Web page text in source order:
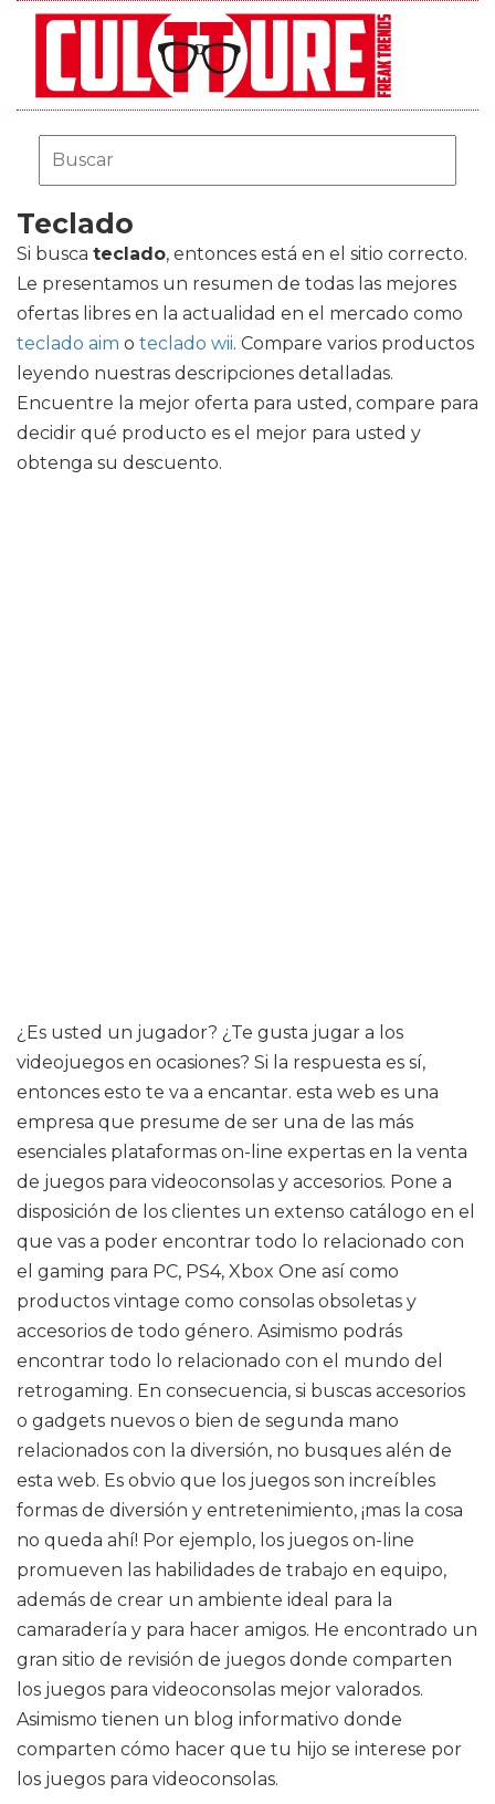
Teclado
Si busca teclado, entonces está en el sitio correcto.
Le presentamos un resumen de todas las mejores
ofertas libres en la actualidad en el mercado como
teclado aim o teclado wii. Compare varios productos
leyendo nuestras descripciones detalladas.
Encuentre la mejor oferta para usted, compare para
decidir qué producto es el mejor para usted y
obtenga su descuento.
¿Es usted un jugador? ¿Te gusta jugar a los
videojuegos en ocasiones? Si la respuesta es sí,
entonces esto te va a encantar. esta web es una
empresa que presume de ser una de las más
esenciales plataformas on-line expertas en la venta
de juegos para videoconsolas y accesorios. Pone a
disposición de los clientes un extenso catálogo en el
que vas a poder encontrar todo lo relacionado con
el gaming para PC, PS4, Xbox One así como
productos vintage como consolas obsoletas y
accesorios de todo género. Asimismo podrás
encontrar todo lo relacionado con el mundo del
retrogaming. En consecuencia, si buscas accesorios
o gadgets nuevos o bien de segunda mano
relacionados con la diversión, no busques alén de
esta web. Es obvio que los juegos son increíbles
formas de diversión y entretenimiento, ¡mas la cosa
no queda ahí! Por ejemplo, los juegos on-line
promueven las habilidades de trabajo en equipo,
además de crear un ambiente ideal para la
camaradería y para hacer amigos. He encontrado un
gran sitio de revisión de juegos donde comparten
los juegos para videoconsolas mejor valorados.
Asimismo tienen un blog informativo donde
comparten cómo hacer que tu hijo se interese por
los juegos para videoconsolas.